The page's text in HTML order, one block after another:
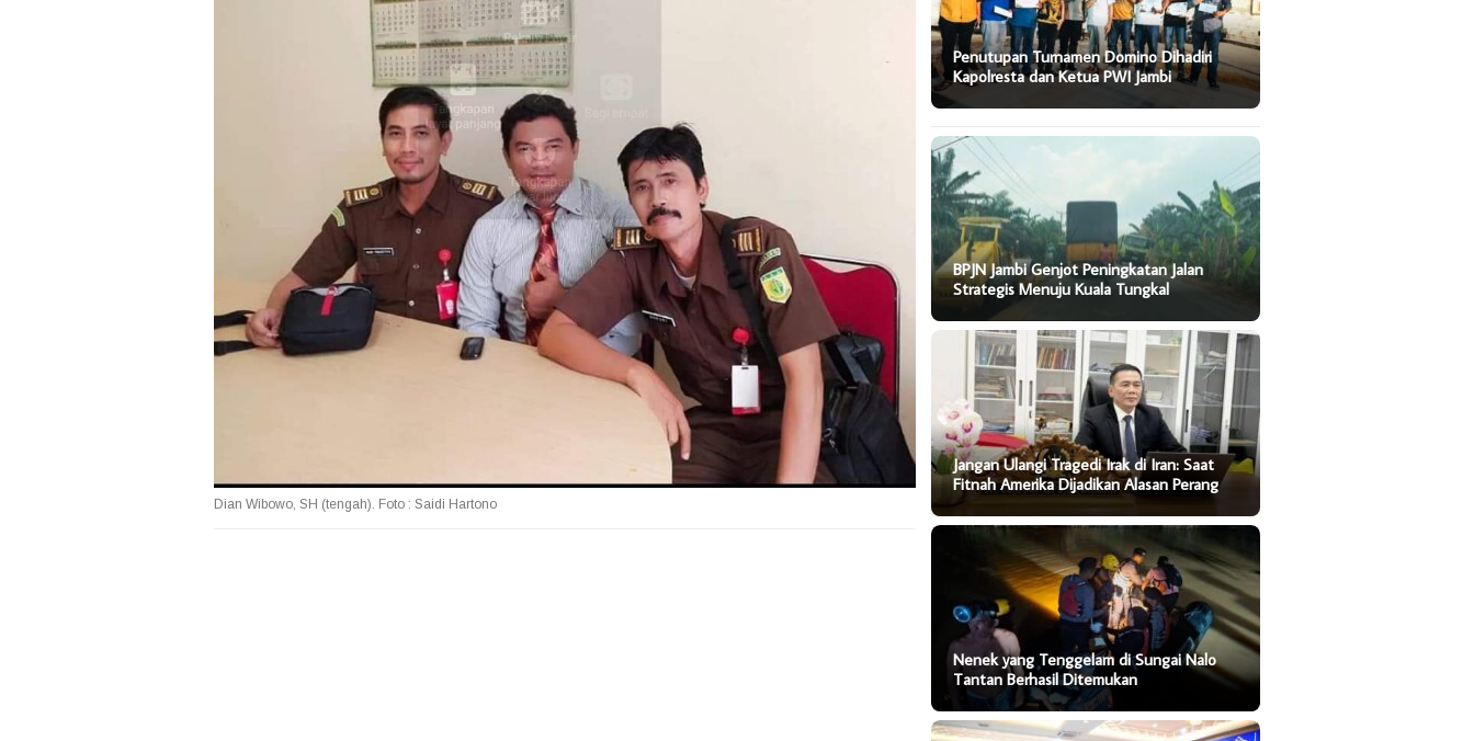
Dian Wibowo, SH (tengah). Foto : Saidi Hartono
Penutupan Turnamen Domino Dihadiri
Kapolresta dan Ketua PWI Jambi
BPJN Jambi Genjot Peningkatan Jalan
Strategis Menuju Kuala Tungkal
Jangan Ulangi Tragedi Irak di Iran: Saat
Fitnah Amerika Dijadikan Alasan Perang
Nenek yang Tenggelam di Sungai Nalo
Tantan Berhasil Ditemukan